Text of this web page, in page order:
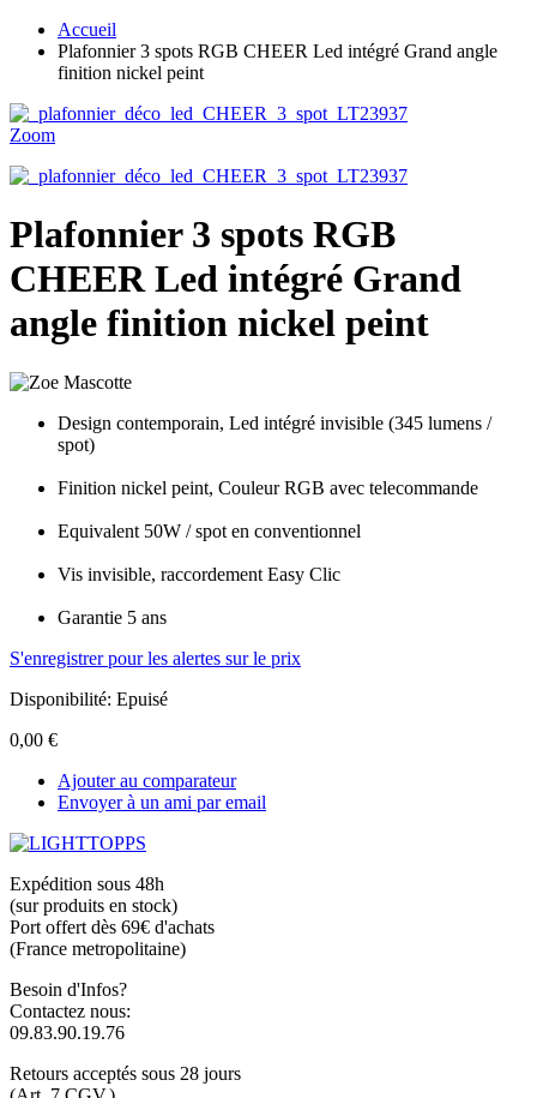
Accueil
Plafonnier 3 spots RGB CHEER Led intégré Grand angle
finition nickel peint
Zoom
Plafonnier 3 spots RGB
CHEER Led intégré Grand
angle finition nickel peint
Design contemporain, Led intégré invisible (345 lumens /
spot)
Finition nickel peint, Couleur RGB avec telecommande
Equivalent 50W / spot en conventionnel
Vis invisible, raccordement Easy Clic
Garantie 5 ans
S'enregistrer pour les alertes sur le prix
Disponibilité: Epuisé
0,00 €
Ajouter au comparateur
Envoyer à un ami par email
Expédition sous 48h
(sur produits en stock)
Port offert dès 69€ d'achats
(France metropolitaine)
Besoin d'Infos?
Contactez nous:
09.83.90.19.76
Retours acceptés sous 28 jours